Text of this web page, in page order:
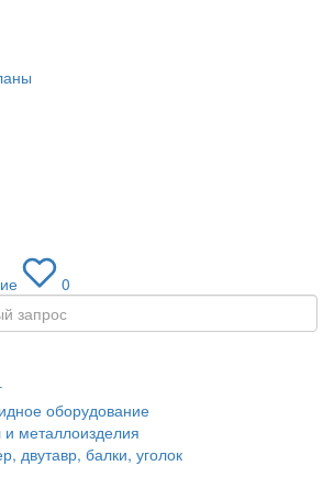
0
оборудование
металлоизделия
двутавр, балки, уголок